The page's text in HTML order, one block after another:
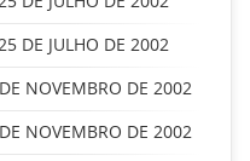
DE JULHO DE 2002
NOVEMBRO DE 2002
NOVEMBRO DE 2002